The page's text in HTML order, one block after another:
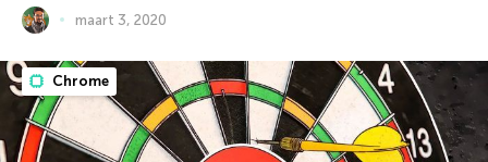
maart 3, 2020
Chrome